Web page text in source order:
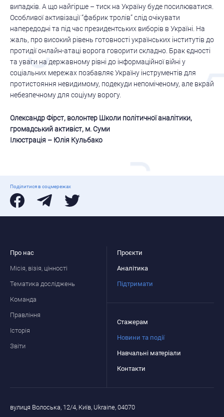
випадків. А що найгірше – тиск на Україну буде посилюватися.
Особливої активізації “фабрик тролів” слід очікувати
напередодні та під час президентських виборів в Україні. На
жаль, про високий рівень готовності українських інститутів до
протидії онлайн-атаці ворога говорити складно. Брак єдності
та уваги на державному рівні до інформаційної війні у
соціальних мережах позбавляє Україну інструментів для
протистояння невидимому, подекуди непоміченому, але вкрай
небезпечному для соціуму ворогу.
Олександр Фірст, волонтер Школи політичної аналітики,
громадський активіст, м. Суми
Ілюстрація – Юлія Кульбако
Поділитися в соцмережах
Про нас
Місія, візія, цінності
Тематика досліджень
Команда
Правління
Історія
Звіти
Проєкти
Аналітика
Підтримати
Стажерам
Новини та події
Навчальні матеріали
Контакти
вулиця Волоська, 12/4, Київ, Ukraine, 04070